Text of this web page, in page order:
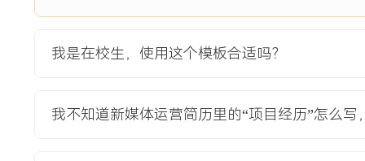
2.通过固定栏目运营，用户平均阅读完成率从XXX%提升至
我是在校生，使用这个模板合适吗？
我不知道新媒体运营简历里的“项目经历”怎么写